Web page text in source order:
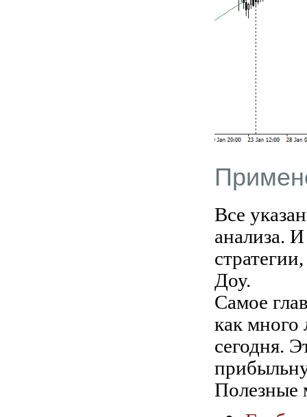
Все
анализа.
Доу.
Самое
как много
сегодня.
Полезные